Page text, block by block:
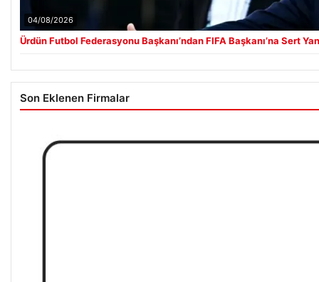
04/08/2026
Ürdün Futbol Federasyonu Başkanı’ndan FIFA Başkanı’na Sert
Son Eklenen Firmalar